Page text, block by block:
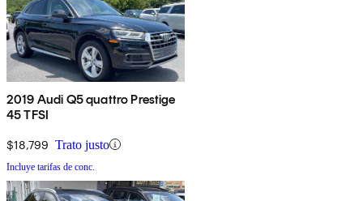
2019 Audi Q5 quattro Prestige
45 TFSI
$18,799 Trato justo
Incluye tarifas de conc.